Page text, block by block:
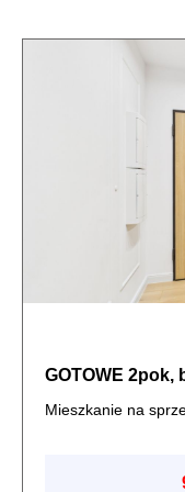
GOTOWE 2pok,
Mieszkanie na